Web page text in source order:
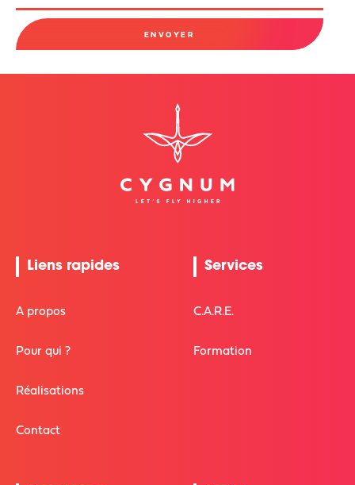
ENVOYER
Liens rapides
A propos
Pour qui ?
Réalisations
Contact
Services
C.A.R.E.
Formation